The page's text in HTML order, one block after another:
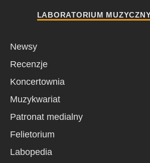
LABORATORIUM
Newsy
Recenzje
Koncertownia
Muzykwariat
Patronat medialny
Felietorium
Labopedia